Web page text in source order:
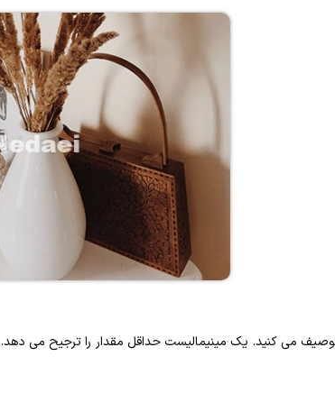
می کنید. یک مینیمالیست حداقل مقدار را ترجیح می دهد.